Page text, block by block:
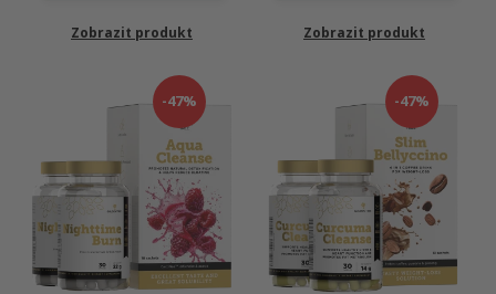
Zobrazit produkt Zobrazit produkt
-47% -47%